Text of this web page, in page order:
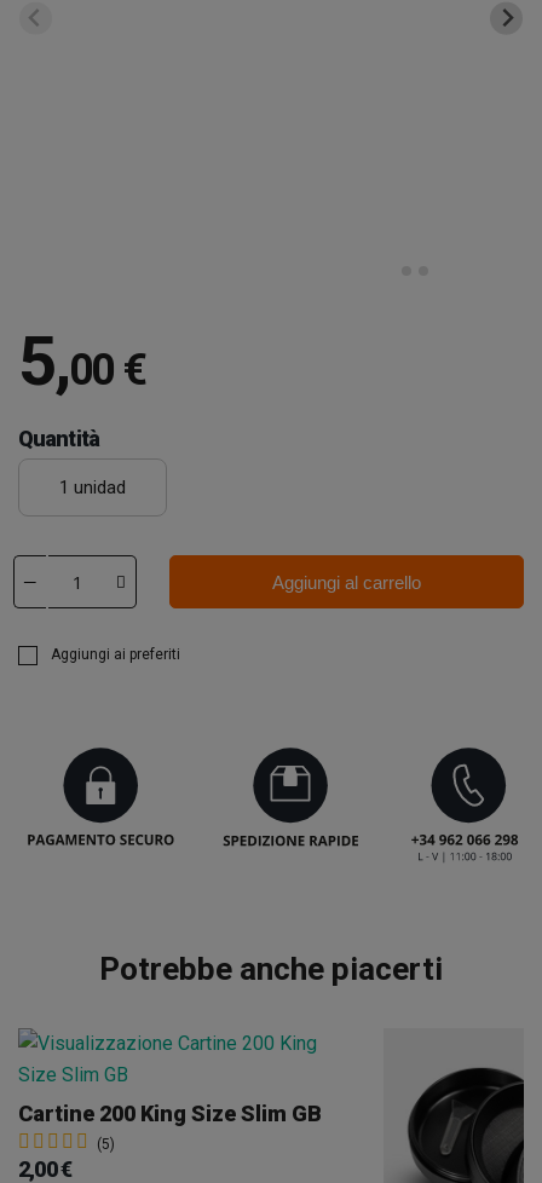
5,00 €
Quantità
1 unidad
Aggiungi al carrello
Aggiungi ai preferiti
Potrebbe anche piacerti
Cartine 200 King Size Slim GB
(5)
2,00 €